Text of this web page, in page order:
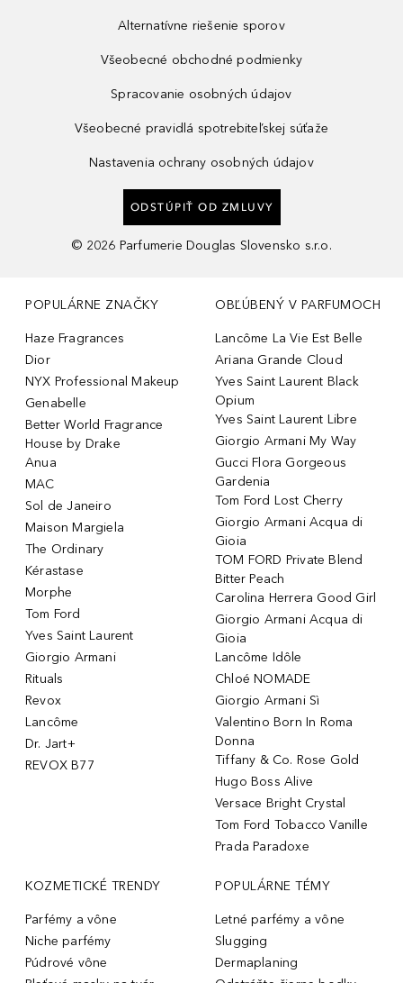
Alternatívne riešenie sporov
Všeobecné obchodné podmienky
Spracovanie osobných údajov
Všeobecné pravidlá spotrebiteľskej súťaže
Nastavenia ochrany osobných údajov
ODSTÚPIŤ OD ZMLUVY
© 2026 Parfumerie Douglas Slovensko s.r.o.
POPULÁRNE ZNAČKY
Haze Fragrances
Dior
NYX Professional Makeup
Genabelle
Better World Fragrance
House by Drake
Anua
MAC
Sol de Janeiro
Maison Margiela
The Ordinary
Kérastase
Morphe
Tom Ford
Yves Saint Laurent
Giorgio Armani
Rituals
Revox
Lancôme
Dr. Jart+
REVOX B77
OBĽÚBENÝ V PARFUMOCH
Lancôme La Vie Est Belle
Ariana Grande Cloud
Yves Saint Laurent Black
Opium
Yves Saint Laurent Libre
Giorgio Armani My Way
Gucci Flora Gorgeous
Gardenia
Tom Ford Lost Cherry
Giorgio Armani Acqua di
Gioia
TOM FORD Private Blend
Bitter Peach
Carolina Herrera Good Girl
Giorgio Armani Acqua di
Gioia
Lancôme Idôle
Chloé NOMADE
Giorgio Armani Sì
Valentino Born In Roma
Donna
Tiffany & Co. Rose Gold
Hugo Boss Alive
Versace Bright Crystal
Tom Ford Tobacco Vanille
Prada Paradoxe
KOZMETICKÉ TRENDY
Parfémy a vône
Niche parfémy
Púdrové vône
POPULÁRNE TÉMY
Letné parfémy a vône
Slugging
Dermaplaning